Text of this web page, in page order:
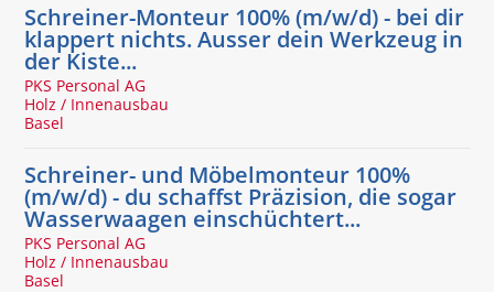
Schreiner-Monteur 100% (m/w/d) - bei dir
klappert nichts. Ausser dein Werkzeug in
der Kiste...
PKS Personal AG
Holz / Innenausbau
Basel
Schreiner- und Möbelmonteur 100%
(m/w/d) - du schaffst Präzision, die sogar
Wasserwaagen einschüchtert...
PKS Personal AG
Holz / Innenausbau
Basel